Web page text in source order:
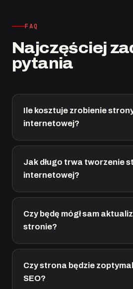
FAQ
Najczęściej
pytania
Ile kosztuje zrobienie
internetowej?
Jak długo trwa tworzenie
internetowej?
Czy będę mógł sam
stronie?
Czy strona będzie
SEO?